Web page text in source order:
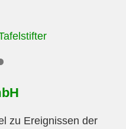
zu Ereignissen der